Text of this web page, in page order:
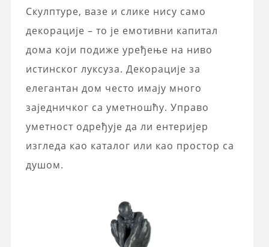
Скулптуре, вазе и слике нису само
декорације – то је емотивни капитал
дома који подиже уређење на ниво
истинског луксуза. Декорације за
елегантан дом често имају много
заједничког са уметношћу. Управо
уметност одређује да ли ентеријер
изгледа као каталог или као простор са
душом.